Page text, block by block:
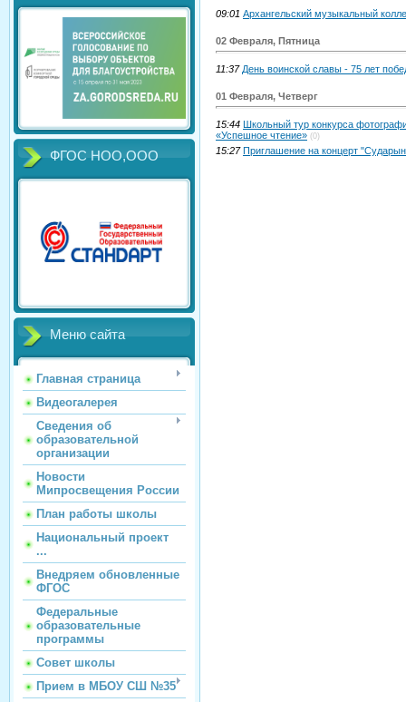
ФГОС НОО,ООО
Меню сайта
Главная страница
Видеогалерея
Сведения об
образовательной
организации
Новости
Мипросвещения России
План работы школы
Национальный проект
...
Внедряем обновленные
ФГОС
Федеральные
образовательные
программы
Совет школы
Прием в МБОУ СШ №35
09:01 Архангельский музыкальный
02 Февраля, Пятница
11:37 День воинской славы - 75 лет
01 Февраля, Четверг
15:44 Школьный тур конкурса
«Успешное чтение» (0)
15:27 Приглашение на концерт